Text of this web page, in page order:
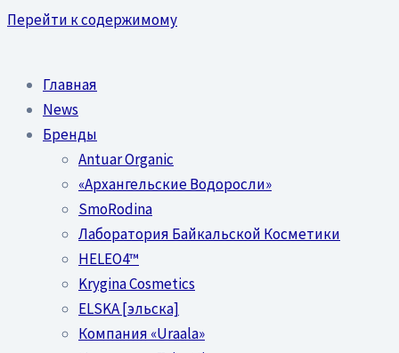
Перейти к содержимому
Главная
News
Бренды
Antuar Organic
«Архангельские Водоросли»
SmoRodina
Лаборатория Байкальской Косметики
HELEO4™
Krygina Cosmetics
ELSKA [эльска]
Компания «Uraala»